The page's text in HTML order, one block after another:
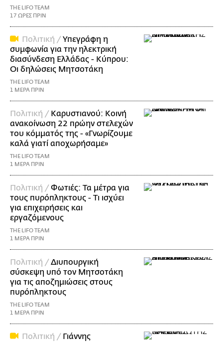
THE LIFO TEAM
17 ΩΡΕΣ ΠΡΙΝ
Πολιτική /Υπεγράφη η
συμφωνία για την ηλεκτρική
διασύνδεση Ελλάδας - Κύπρου:
Οι δηλώσεις Μητσοτάκη
THE LIFO TEAM
1 ΜΕΡΑ ΠΡΙΝ
Πολιτική / Καρυστιανού: Κοινή
ανακοίνωση 22 πρώην στελεχών
του κόμματός της - «Γνωρίζουμε
καλά γιατί αποχωρήσαμε»
THE LIFO TEAM
1 ΜΕΡΑ ΠΡΙΝ
Πολιτική /Φωτιές: Τα μέτρα για
τους πυρόπληκτους - Τι ισχύει
για επιχειρήσεις και
εργαζόμενους
THE LIFO TEAM
1 ΜΕΡΑ ΠΡΙΝ
Πολιτική /Διυπουργική
σύσκεψη υπό τον Μητσοτάκη
για τις αποζημιώσεις στους
πυρόπληκτους
THE LIFO TEAM
1 ΜΕΡΑ ΠΡΙΝ
Πολιτική / Γιάννης